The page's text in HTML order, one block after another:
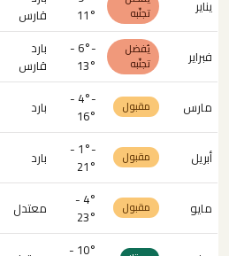
يناير
تجنّبه
11°
قارس
فبراير
يُفضل
تجنّبه
-6° -
13°
بارد
قارس
مارس مقبول
-4° -
16°
بارد
أبريل
مقبول
-1° -
21°
بارد
مايو
مقبول
4° -
23°
معتدل
10° -